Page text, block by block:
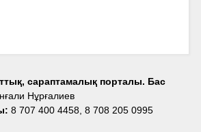
сараптамалық порталы. Бас
Нұрғалиев
8 707 400 4458, 8 708 205 0995